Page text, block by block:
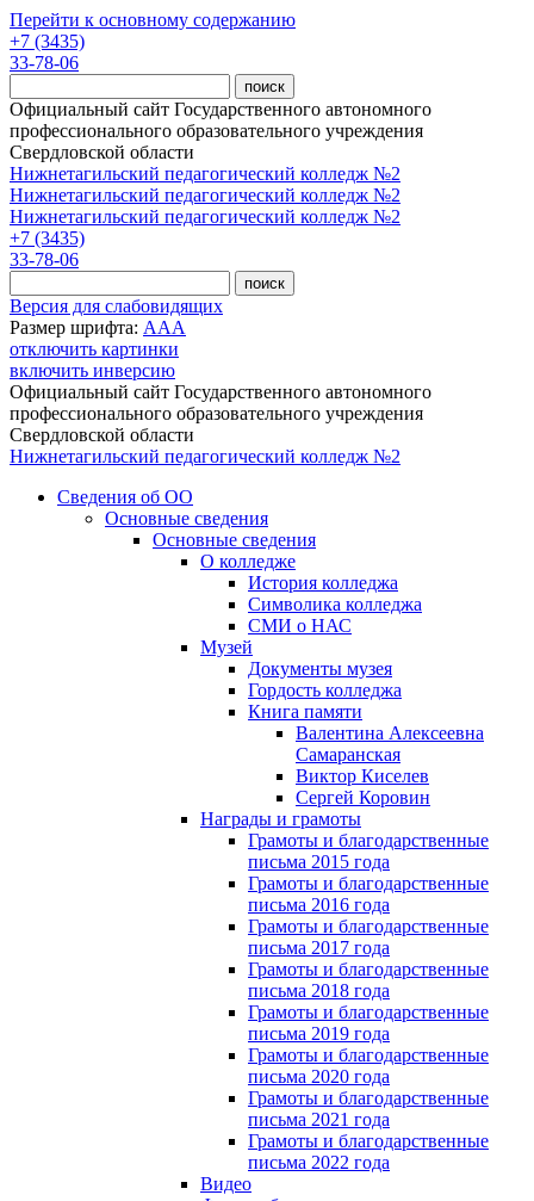
Перейти к основному содержанию
+7 (3435)
33-78-06
Официальный сайт Государственного автономного
профессионального образовательного учреждения
Свердловской области
Нижнетагильский педагогический колледж №2
Нижнетагильский педагогический колледж №2
Нижнетагильский педагогический колледж №2
+7 (3435)
33-78-06
Версия для слабовидящих
Размер шрифта: AAA
отключить картинки
включить инверсию
Официальный сайт Государственного автономного
профессионального образовательного учреждения
Свердловской области
Нижнетагильский педагогический колледж №2
Сведения об ОО
Основные сведения
Основные сведения
О колледже
История колледжа
Символика колледжа
СМИ о НАС
Музей
Документы музея
Гордость колледжа
Книга памяти
Валентина Алексеевна
Самаранская
Виктор Киселев
Сергей Коровин
Награды и грамоты
Грамоты и благодарственные
письма 2015 года
Грамоты и благодарственные
письма 2016 года
Грамоты и благодарственные
письма 2017 года
Грамоты и благодарственные
письма 2018 года
Грамоты и благодарственные
письма 2019 года
Грамоты и благодарственные
письма 2020 года
Грамоты и благодарственные
письма 2021 года
Грамоты и благодарственные
письма 2022 года
Видео